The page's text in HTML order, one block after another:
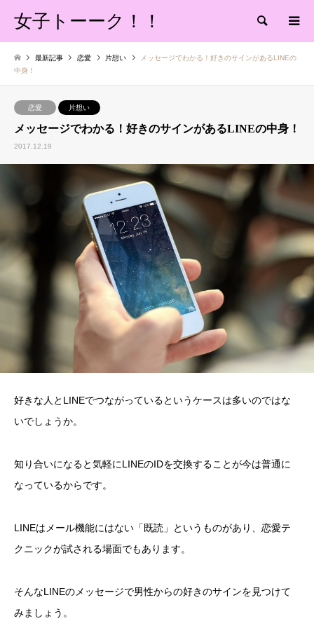
女子トーーク！！ 検索
最新記事 恋愛 片想い
メッセージでわかる！好きのサインがあるLINEの
中身！
恋愛 片想い
メッセージでわかる！好きのサインがあるLINEの中身！
2017.12.19
好きな人とLINEでつながっているというケースは多いのではな
いでしょうか。
知り合いになると気軽にLINEのIDを交換することが今は普通に
なっているからです。
LINEはメール機能にはない「既読」というものがあり、恋愛テ
クニックが試される場面でもあります。
そんなLINEのメッセージで男性からの好きのサインを見つけて
みましょう。